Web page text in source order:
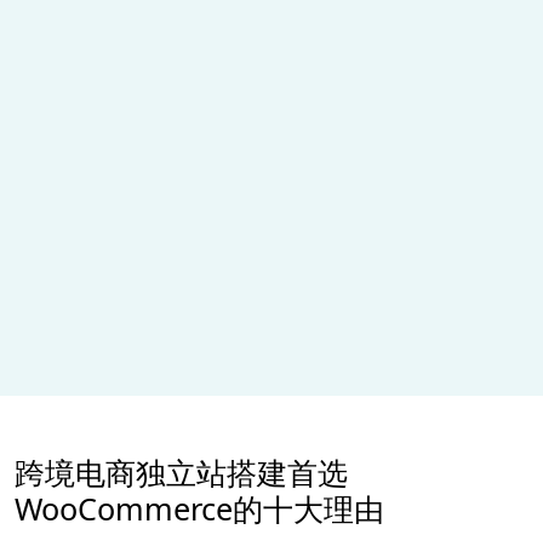
跨境电商独立站搭建首选
WooCommerce的十大理由